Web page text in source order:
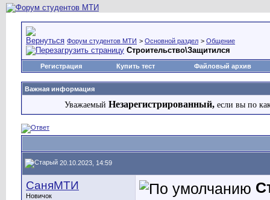
Форум студентов МТИ > Основной раздел > Общение
Строительство\Защитился
Регистрация Купить тест Файловый архив
Важная информация
Уважаемый Незарегистрированный, если вы по
20.10.2023, 14:59
СаняМТИ
Новичок